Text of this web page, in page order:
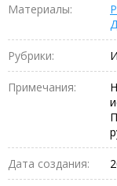
Материалы:
Рубрики:
Примечания:
Дата создания: